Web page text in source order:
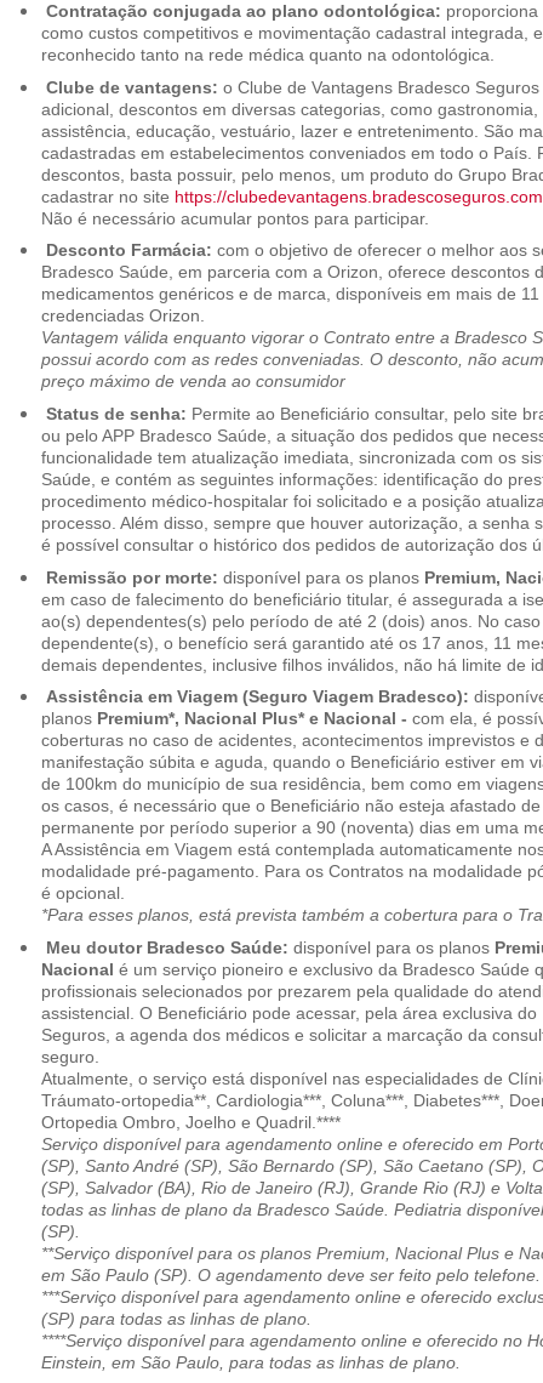
Contratação conjugada ao plano odontológica:
como custos competitivos e movimentação cadastral integrada,
reconhecido tanto na rede médica quanto na odontológica.
Clube de vantagens: o Clube de Vantagens Bradesco
adicional, descontos em diversas categorias, como
assistência, educação, vestuário, lazer e entretenimento. São
cadastradas em estabelecimentos conveniados em todo o País.
descontos, basta possuir, pelo menos, um produto do Grupo
cadastrar no site https://
Não é necessário acumular pontos para participar.
Desconto Farmácia: com o objetivo de oferecer o melhor aos
Bradesco Saúde, em parceria com a Orizon, oferece descontos
medicamentos genéricos e de marca, disponíveis em mais de
credenciadas Orizon.
Vantagem válida enquanto vigorar o Contrato entre a Bradesco
possui acordo com as redes conveniadas. O desconto, não
preço máximo de venda ao consumidor
Status de senha: Permite ao Beneficiário consultar, pelo site
ou pelo APP Bradesco Saúde, a situação dos pedidos que
funcionalidade tem atualização imediata, sincronizada com os
Saúde, e contém as seguintes informações: identificação do
procedimento médico-hospitalar foi solicitado e a posição
processo. Além disso, sempre que houver autorização, a senha
é possível consultar o histórico dos pedidos de autorização dos
Remissão por morte: disponível para os planos Premium,
em caso de falecimento do beneficiário titular, é assegurada a
ao(s) dependentes(s) pelo período de até 2 (dois) anos. No
dependente(s), o benefício será garantido até os 17 anos, 11
demais dependentes, inclusive filhos inválidos, não há limite de
Assistência em Viagem (Seguro Viagem Bradesco):
planos Premium*, Nacional Plus* e Nacional - com ela, é
coberturas no caso de acidentes, acontecimentos imprevistos e
manifestação súbita e aguda, quando o Beneficiário estiver em
de 100km do município de sua residência, bem como em
os casos, é necessário que o Beneficiário não esteja afastado
permanente por período superior a 90 (noventa) dias em uma
A Assistência em Viagem está contemplada automaticamente
modalidade pré-pagamento. Para os Contratos na modalidade
é opcional.
*Para esses planos, está prevista também a cobertura para o
Meu doutor Bradesco Saúde: disponível para os planos
Nacional é um serviço pioneiro e exclusivo da Bradesco Saúde
profissionais selecionados por prezarem pela qualidade do
assistencial. O Beneficiário pode acessar, pela área exclusiva
Seguros, a agenda dos médicos e solicitar a marcação da
seguro.
Atualmente, o serviço está disponível nas especialidades de
Tráumato-ortopedia**, Cardiologia***, Coluna***, Diabetes***,
Ortopedia Ombro, Joelho e Quadril.****
Serviço disponível para agendamento online e oferecido em
(SP), Santo André (SP), São Bernardo (SP), São Caetano (SP),
(SP), Salvador (BA), Rio de Janeiro (RJ), Grande Rio (RJ) e
todas as linhas de plano da Bradesco Saúde. Pediatria
(SP).
**Serviço disponível para os planos Premium, Nacional Plus e
em São Paulo (SP). O agendamento deve ser feito pelo telefone.
***Serviço disponível para agendamento online e oferecido
(SP) para todas as linhas de plano.
****Serviço disponível para agendamento online e oferecido no
Einstein, em São Paulo, para todas as linhas de plano.